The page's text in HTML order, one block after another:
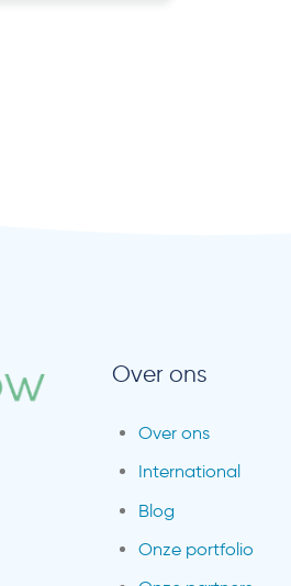
Over ons
Over ons
International
Blog
Onze portfolio